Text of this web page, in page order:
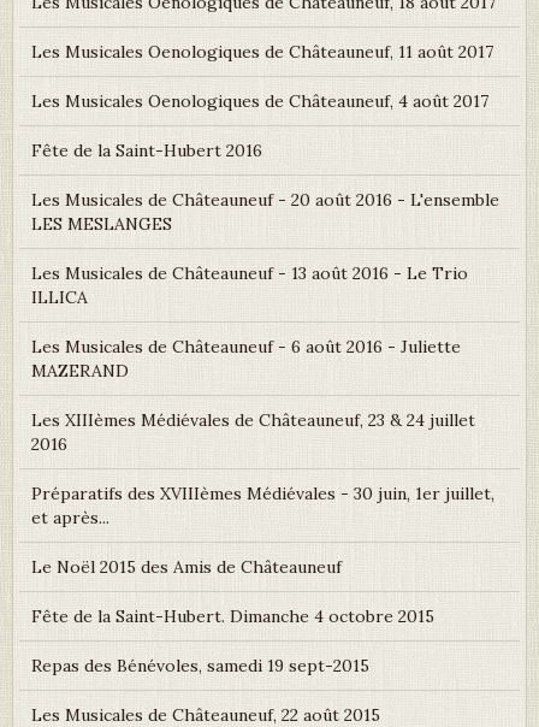
Les Musicales Oenologiques de Châteauneuf, 11 août 2017
Les Musicales Oenologiques de Châteauneuf, 4 août 2017
Fête de la Saint-Hubert 2016
Les Musicales de Châteauneuf - 20 août 2016 - L'ensemble
LES MESLANGES
Les Musicales de Châteauneuf - 13 août 2016 - Le Trio
ILLICA
Les Musicales de Châteauneuf - 6 août 2016 - Juliette
MAZERAND
Les XIIIèmes Médiévales de Châteauneuf, 23 & 24 juillet
2016
Préparatifs des XVIIIèmes Médiévales - 30 juin, 1er juillet,
et après...
Le Noël 2015 des Amis de Châteauneuf
Fête de la Saint-Hubert. Dimanche 4 octobre 2015
Repas des Bénévoles, samedi 19 sept-2015
Les Musicales de Châteauneuf, 22 août 2015